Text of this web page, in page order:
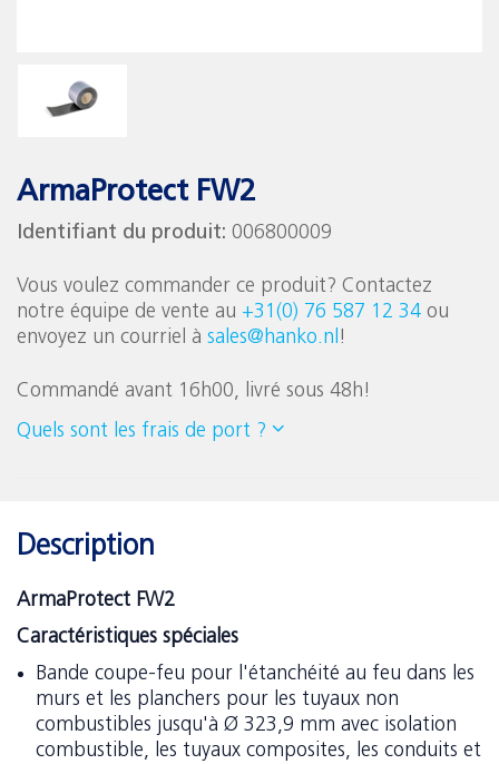
ArmaProtect FW2
Identifiant du produit: 006800009
Vous voulez commander ce produit? Contactez
notre équipe de vente au +31(0) 76 587 12 34 ou
envoyez un courriel à sales@hanko.nl!
Commandé avant 16h00, livré sous 48h!
Quels sont les frais de port ?
Description
ArmaProtect FW2
Caractéristiques spéciales
Bande coupe-feu pour l'étanchéité au feu dans les
murs et les planchers pour les tuyaux non
combustibles jusqu'à Ø 323,9 mm avec isolation
combustible, les tuyaux composites, les conduits et